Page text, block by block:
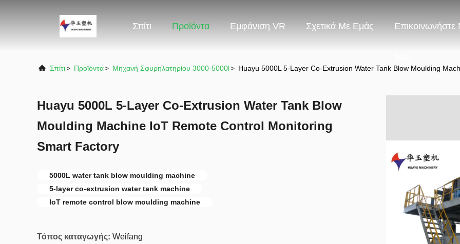
Σπίτι Προϊόντα Εμφάνιση VR Σχετικά Με Εμάς Επικοινωνήστε
Σπίτι> Προϊόντα> Μηχανή Σφυρηλατηρίου 3000-5000l> Huayu 5000L 5-Layer Co-Extrusion Water Tank Blow Moulding
Huayu 5000L 5-Layer Co-Extrusion Water Tank Blow
Moulding Machine IoT Remote Control Monitoring
Smart Factory
5000L water tank blow moulding machine
5-layer co-extrusion water tank machine
IoT remote control blow moulding machine
Τόπος καταγωγής: Weifang